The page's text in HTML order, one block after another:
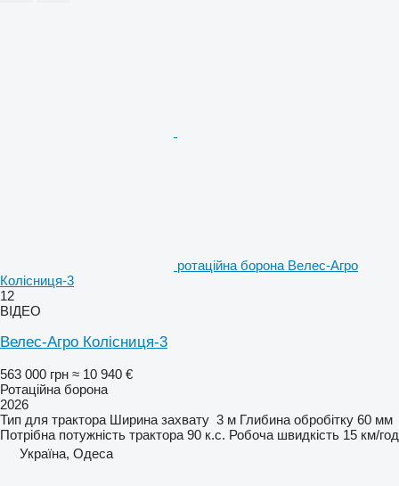
ротаційна борона Велес-Агро
Колісниця-3
12
ВІДЕО
Велес-Агро Колісниця-3
563 000 грн ≈ 10 940 €
Ротаційна борона
2026
Тип для трактора Ширина захвату 3 м Глибина обробітку 60 мм
Потрібна потужність трактора 90 к.с. Робоча швидкість 15 км/год
Україна, Одеса